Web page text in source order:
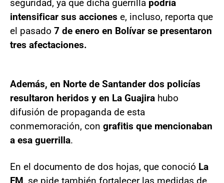
seguridad, ya que dicha guerrilla podría
intensificar sus acciones e, incluso, reporta que
el pasado 7 de enero en Bolívar se presentaron
tres afectaciones.
Además, en Norte de Santander dos policías
resultaron heridos y en La Guajira hubo
difusión de propaganda de esta
conmemoración, con grafitis que mencionaban
a esa guerrilla.
En el documento de dos hojas, que conoció La
FM, se pide también fortalecer las medidas de